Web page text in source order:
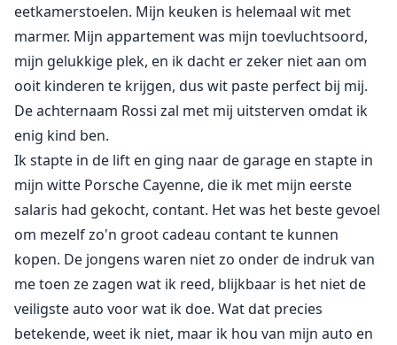
eetkamerstoelen. Mijn keuken is helemaal wit met
marmer. Mijn appartement was mijn toevluchtsoord,
mijn gelukkige plek, en ik dacht er zeker niet aan om
ooit kinderen te krijgen, dus wit paste perfect bij mij.
De achternaam Rossi zal met mij uitsterven omdat ik
enig kind ben.
Ik stapte in de lift en ging naar de garage en stapte in
mijn witte Porsche Cayenne, die ik met mijn eerste
salaris had gekocht, contant. Het was het beste gevoel
om mezelf zo'n groot cadeau contant te kunnen
kopen. De jongens waren niet zo onder de indruk van
me toen ze zagen wat ik reed, blijkbaar is het niet de
veiligste auto voor wat ik doe. Wat dat precies
betekende, weet ik niet, maar ik hou van mijn auto en